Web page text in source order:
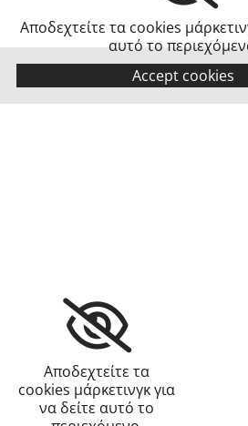
Αποδεχτείτε τα cookies
αυτό το
Accept cookies
Αποδεχτείτε τα
cookies μάρκετινγκ για
να δείτε αυτό το